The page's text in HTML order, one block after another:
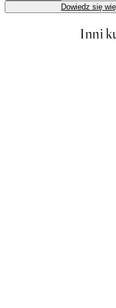
Dowiedz się
Inni